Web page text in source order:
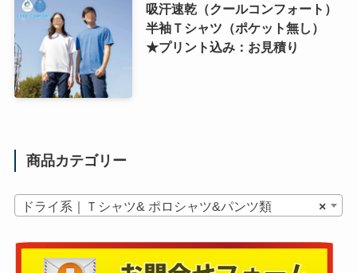
吸汗速乾（クールコンフォート）
半袖Ｔシャツ（ポケット無し）
★プリント込み：お見積り
商品カテゴリー
×
ドライ系｜Ｔシャツ& ポロシャツ&パンツ類